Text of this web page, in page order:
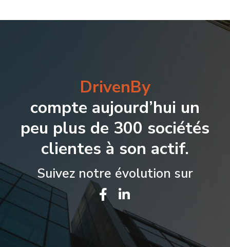
DrivenBy
compte aujourd’hui un
peu plus de 300 sociétés
clientes à son actif.
Suivez notre évolution sur